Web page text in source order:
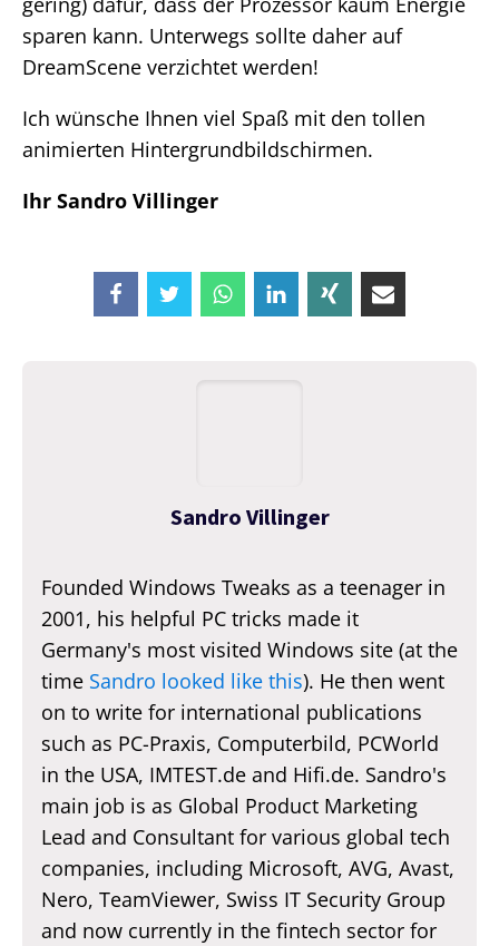
sparen kann. Unterwegs sollte daher auf
DreamScene verzichtet werden!
Ich wünsche Ihnen viel Spaß mit den tollen
animierten Hintergrundbildschirmen.
Ihr Sandro Villinger
Sandro Villinger
Founded Windows Tweaks as a teenager in
2001, his helpful PC tricks made it
Germany's most visited Windows site (at the
time Sandro looked like this). He then went
on to write for international publications
such as PC-Praxis, Computerbild, PCWorld
in the USA, IMTEST.de and Hifi.de. Sandro's
main job is as Global Product Marketing
Lead and Consultant for various global tech
companies, including Microsoft, AVG, Avast,
Nero, TeamViewer, Swiss IT Security Group
and now currently in the fintech sector for